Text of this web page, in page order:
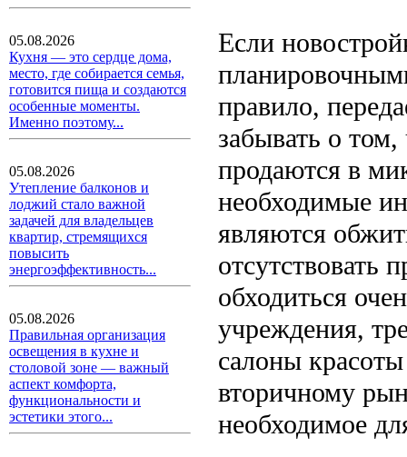
05.08.2026
Кухня — это сердце дома,
место, где собирается семья,
готовится пища и создаются
особенные моменты.
Именно поэтому...
05.08.2026
Утепление балконов и
лоджий стало важной
задачей для владельцев
квартир, стремящихся
повысить
энергоэффективность...
05.08.2026
Правильная организация
освещения в кухне и
столовой зоне — важный
аспект комфорта,
функциональности и
эстетики этого...
Если
правило,
забывать о
продаются в
необходимые
являются
отсутствовать
обходиться
учреждения,
салоны
вторичному
необходимое